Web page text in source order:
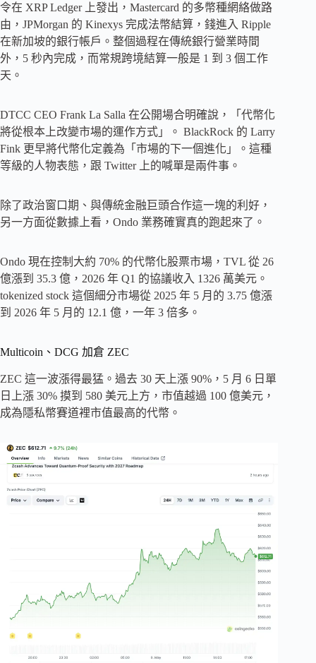
令在 XRP Ledger 上發出，Mastercard 的多幣種網絡做路
由，JPMorgan 的 Kinexys 完成法幣結算，錢進入 Ripple
在新加坡的銀行帳戶。整個過程在傳統銀行營業時間
外，5 秒內完成，而常規跨境結算一般是 1 到 3 個工作
天。
DTCC CEO Frank La Salla 在公開場合明確說，「代幣化
將從根本上改變市場的運作方式」。 BlackRock 的 Larry
Fink 更早將代幣化定義為「市場的下一個進化」。這種
等級的人物表態，跟 Twitter 上的喊單是兩件事。
除了政治窗口期、與傳統金融巨頭合作這一塊的利好，
另一方面從數據上看，Ondo 業務確實真的跑起來了。
Ondo 現在控制大約 70% 的代幣化股票市場，TVL 從 26
億漲到 35.3 億，2026 年 Q1 的協議收入 1326 萬美元。
tokenized stock 這個細分市場從 2025 年 5 月的 3.75 億漲
到 2026 年 5 月的 12.1 億，一年 3 倍多。
Multicoin、DCG 加倉 ZEC
ZEC 這一波漲得最猛。過去 30 天上漲 90%，5 月 6 日單
日上漲 30% 摸到 580 美元上方，市值越過 100 億美元，
成為隱私幣賽道裡市值最高的代幣。